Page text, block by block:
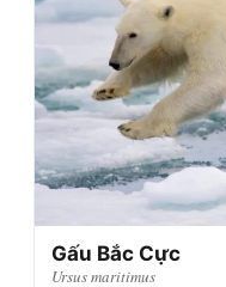
Gấu Bắc Cực
Ursus maritimus